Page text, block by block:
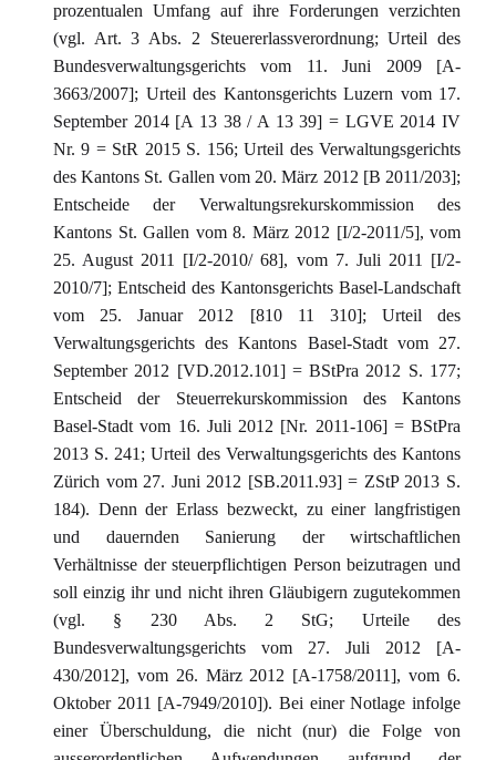
prozentualen Umfang auf ihre Forderungen verzichten
(vgl. Art. 3 Abs. 2 Steuererlassverordnung; Urteil des
Bundesverwaltungsgerichts vom 11. Juni 2009 [A-
3663/2007]; Urteil des Kantonsgerichts Luzern vom 17.
September 2014 [A 13 38 / A 13 39] = LGVE 2014 IV
Nr. 9 = StR 2015 S. 156; Urteil des Verwaltungsgerichts
des Kantons St. Gallen vom 20. März 2012 [B 2011/203];
Entscheide der Verwaltungsrekurskommission des
Kantons St. Gallen vom 8. März 2012 [I/2-2011/5], vom
25. August 2011 [I/2-2010/ 68], vom 7. Juli 2011 [I/2-
2010/7]; Entscheid des Kantonsgerichts Basel-Landschaft
vom 25. Januar 2012 [810 11 310]; Urteil des
Verwaltungsgerichts des Kantons Basel-Stadt vom 27.
September 2012 [VD.2012.101] = BStPra 2012 S. 177;
Entscheid der Steuerrekurskommission des Kantons
Basel-Stadt vom 16. Juli 2012 [Nr. 2011-106] = BStPra
2013 S. 241; Urteil des Verwaltungsgerichts des Kantons
Zürich vom 27. Juni 2012 [SB.2011.93] = ZStP 2013 S.
184). Denn der Erlass bezweckt, zu einer langfristigen
und dauernden Sanierung der wirtschaftlichen
Verhältnisse der steuerpflichtigen Person beizutragen und
soll einzig ihr und nicht ihren Gläubigern zugutekommen
(vgl. § 230 Abs. 2 StG; Urteile des
Bundesverwaltungsgerichts vom 27. Juli 2012 [A-
430/2012], vom 26. März 2012 [A-1758/2011], vom 6.
Oktober 2011 [A-7949/2010]). Bei einer Notlage infolge
einer Überschuldung, die nicht (nur) die Folge von